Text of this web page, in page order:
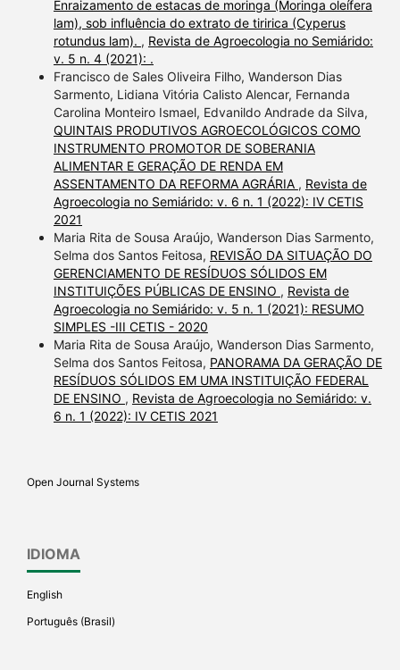
Enraizamento de estacas de moringa (Moringa oleífera
lam), sob influência do extrato de tiririca (Cyperus
rotundus lam). , Revista de Agroecologia no Semiárido:
v. 5 n. 4 (2021): .
Francisco de Sales Oliveira Filho, Wanderson Dias
Sarmento, Lidiana Vitória Calisto Alencar, Fernanda
Carolina Monteiro Ismael, Edvanildo Andrade da Silva,
QUINTAIS PRODUTIVOS AGROECOLÓGICOS COMO
INSTRUMENTO PROMOTOR DE SOBERANIA
ALIMENTAR E GERAÇÃO DE RENDA EM
ASSENTAMENTO DA REFORMA AGRÁRIA , Revista de
Agroecologia no Semiárido: v. 6 n. 1 (2022): IV CETIS
2021
Maria Rita de Sousa Araújo, Wanderson Dias Sarmento,
Selma dos Santos Feitosa, REVISÃO DA SITUAÇÃO DO
GERENCIAMENTO DE RESÍDUOS SÓLIDOS EM
INSTITUIÇÕES PÚBLICAS DE ENSINO , Revista de
Agroecologia no Semiárido: v. 5 n. 1 (2021): RESUMO
SIMPLES -III CETIS - 2020
Maria Rita de Sousa Araújo, Wanderson Dias Sarmento,
Selma dos Santos Feitosa, PANORAMA DA GERAÇÃO DE
RESÍDUOS SÓLIDOS EM UMA INSTITUIÇÃO FEDERAL
DE ENSINO , Revista de Agroecologia no Semiárido: v.
6 n. 1 (2022): IV CETIS 2021
Open Journal Systems
IDIOMA
English
Português (Brasil)